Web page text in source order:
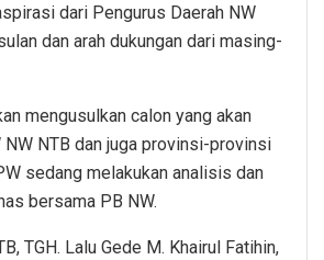
dari Pengurus Daerah NW
dan arah dukungan dari masing-
mengusulkan calon yang akan
NTB dan juga provinsi-provinsi
sedang melakukan analisis dan
bersama PB NW.
TGH. Lalu Gede M. Khairul Fatihin,